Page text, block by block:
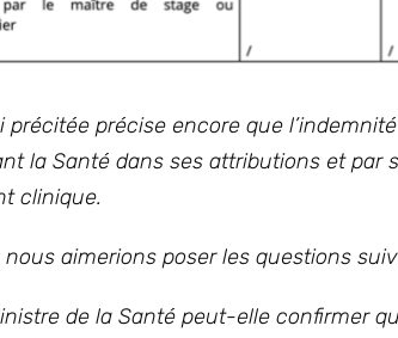
précitée précise encore que
la Santé dans ses attributions et par
clinique.
aimerions poser les questions
de la Santé peut-elle confirmer